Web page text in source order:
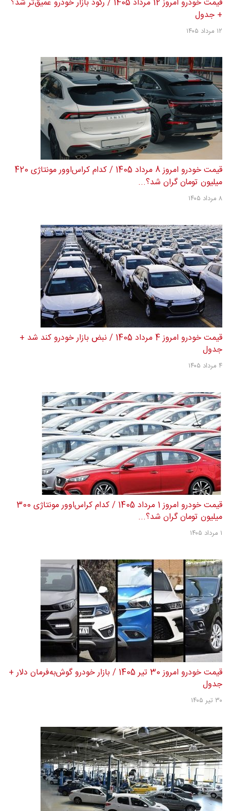
قیمت خودرو امروز 12 مرداد 1405 / رکود بازار خودرو عمیق‌تر شد؟
+ جدول
۱۲ مرداد ۱۴۰۵
قیمت خودرو امروز 8 مرداد 1405 / کدام کراس‌اوور مونتاژی 420
میلیون تومان گران شد؟...
۸ مرداد ۱۴۰۵
قیمت خودرو امروز 4 مرداد 1405 / نبض بازار خودرو کند شد +
جدول
۴ مرداد ۱۴۰۵
قیمت خودرو امروز 1 مرداد 1405 / کدام کراس‌اوور مونتاژی 300
میلیون تومان گران شد؟...
۱ مرداد ۱۴۰۵
قیمت خودرو امروز 30 تیر 1405 / بازار خودرو گوش‌به‌فرمان دلار +
جدول
۳۰ تیر ۱۴۰۵